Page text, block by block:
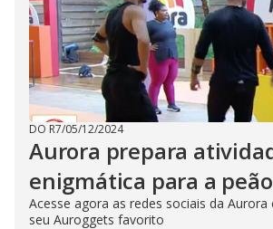
DO R7/05/12/2024
Aurora prepara
enigmática para a
Acesse agora as redes sociais da Aurora
seu Auroggets favorito